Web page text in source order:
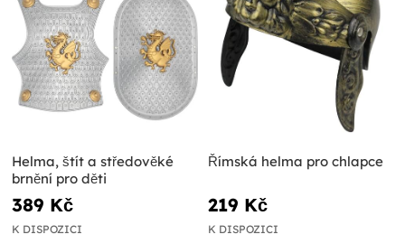
Helma, štít a středověké
brnění pro děti
389 Kč
K DISPOZICI
Římská helma pro chlapce
219 Kč
K DISPOZICI